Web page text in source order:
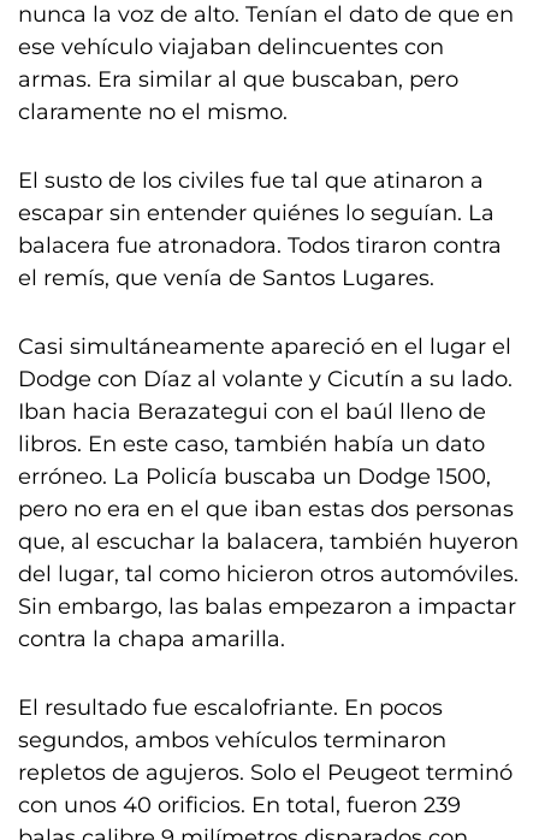
nunca la voz de alto. Tenían el dato de que en
ese vehículo viajaban delincuentes con
armas. Era similar al que buscaban, pero
claramente no el mismo.
El susto de los civiles fue tal que atinaron a
escapar sin entender quiénes lo seguían. La
balacera fue atronadora. Todos tiraron contra
el remís, que venía de Santos Lugares.
Casi simultáneamente apareció en el lugar el
Dodge con Díaz al volante y Cicutín a su lado.
Iban hacia Berazategui con el baúl lleno de
libros. En este caso, también había un dato
erróneo. La Policía buscaba un Dodge 1500,
pero no era en el que iban estas dos personas
que, al escuchar la balacera, también huyeron
del lugar, tal como hicieron otros automóviles.
Sin embargo, las balas empezaron a impactar
contra la chapa amarilla.
El resultado fue escalofriante. En pocos
segundos, ambos vehículos terminaron
repletos de agujeros. Solo el Peugeot terminó
con unos 40 orificios. En total, fueron 239